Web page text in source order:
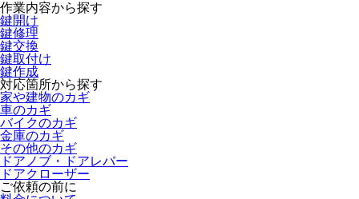
作業内容から探す
鍵開け
鍵修理
鍵交換
鍵取付け
鍵作成
対応箇所から探す
家や建物のカギ
車のカギ
バイクのカギ
金庫のカギ
その他のカギ
ドアノブ・ドアレバー
ドアクローザー
ご依頼の前に